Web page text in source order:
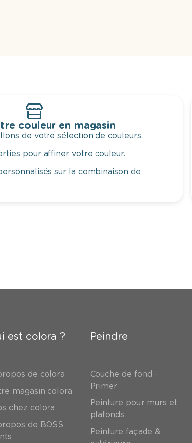
couleur en magasin
de votre sélection de couleurs.
pour affiner votre couleur.
sur la combinaison de
est colora ?
de colora
magasin colora
chez colora
de BOSS
Peindre
Couche de fond -
Primer
Peinture pour murs et
plafonds
Peinture façade &